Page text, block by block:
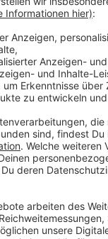
informieren dich.
Newsletter
uns etwas
Kontaktformular